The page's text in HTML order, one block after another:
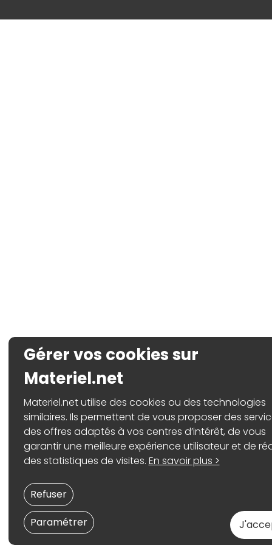
Gérer vos cookies sur
Materiel.net
Materiel.net utilise des cookies ou des technologies
similaires. Ils permettent de vous proposer des
des offres adaptés à vos centres d’intérêt, de vous
garantir une meilleure expérience utilisateur et de
des statistiques de visites. En savoir plus >
Paramétrer
Refuser